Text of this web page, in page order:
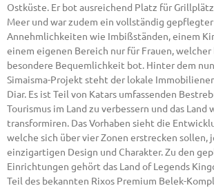
Ostküste. Er bot ausreichend Platz für
Meer und war zudem ein vollständig
Annehmlichkeiten wie Imbißständen, einem
einem eigenen Bereich nur für Frauen,
besondere Bequemlichkeit bot. Hinter dem
Simaisma-Projekt steht der lokale
Diar. Es ist Teil von Katars umfassenden
Tourismus im Land zu verbessern und das Land
transformiren. Das Vorhaben sieht die
welche sich über vier Zonen erstrecken sollen,
einzigartigen Design und Charakter. Zu den
Einrichtungen gehört das Land of Legends
Teil des bekannten Rixos Premium Belek-